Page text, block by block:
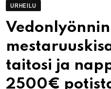
URHEILU
Vedonlyönnin
taitosi ja
2500€